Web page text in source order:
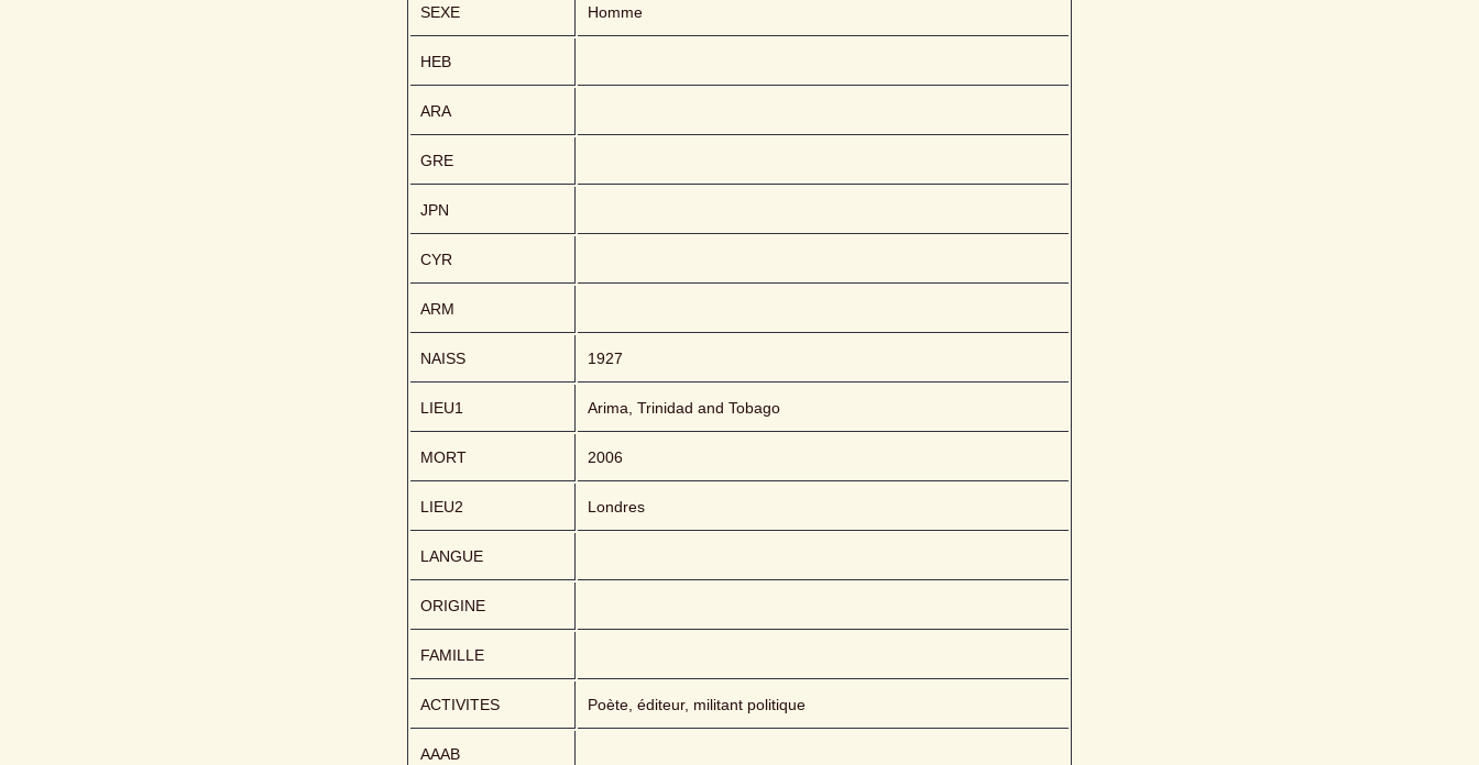
SEXE Homme
HEB
ARA
GRE
JPN
CYR
ARM
NAISS 1927
LIEU1 Arima, Trinidad and Tobago
MORT 2006
LIEU2 Londres
LANGUE
ORIGINE
FAMILLE
ACTIVITES Poète, éditeur, militant politique
AAAB